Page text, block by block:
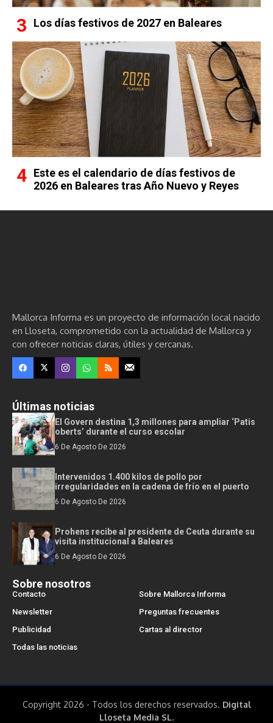
Los días festivos de 2027 en Baleares
Este es el calendario de días festivos de
2026 en Baleares tras Año Nuevo y Reyes
Mallorca Informa es un proyecto de información local nacido
en Lloseta, comprometido con la actualidad de Mallorca y
con ofrecer noticias claras, útiles y cercanas.
Últimas noticias
El Govern destina 1,3 millones para ampliar ‘Patis
oberts’ durante el curso escolar
6 De Agosto De 2026
Intervenidos 1.400 kilos de pollo por
irregularidades en la cadena de frío en el puerto
6 De Agosto De 2026
Prohens recibe al presidente de Ceuta durante su
visita institucional a Baleares
6 De Agosto De 2026
Sobre nosotros
Contacto
Sobre Mallorca Informa
Newsletter
Preguntas frecuentes
Publicidad
Cartas al director
Todas las noticias
Copyright 2026 - Todos los derechos reservados. Digital
Lloseta Media SL.